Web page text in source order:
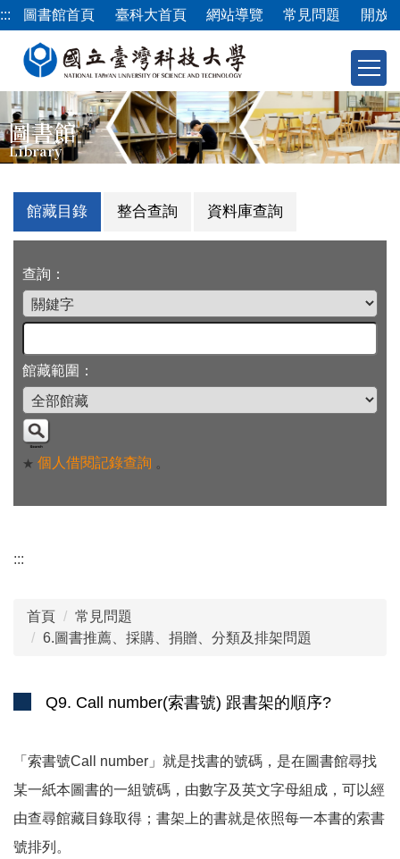
跳
到
內
容
區
::: 圖書館首頁 臺科大首頁 網站導覽 常見問題 開放
圖書館
Library
館藏目錄 整合查詢 資料庫查詢
查詢：
館藏範圍：
★ 個人借閱記錄查詢 。
:::
首頁
常見問題
6.圖書推薦、採購、捐贈、分類及排架問題
Q9. Call number(索書號) 跟書架的順序?
「索書號Call number」就是找書的號碼，是在圖書館尋找
某一紙本圖書的一組號碼，由數字及英文字母組成，可以經
由查尋館藏目錄取得；書架上的書就是依照每一本書的索書
號排列。